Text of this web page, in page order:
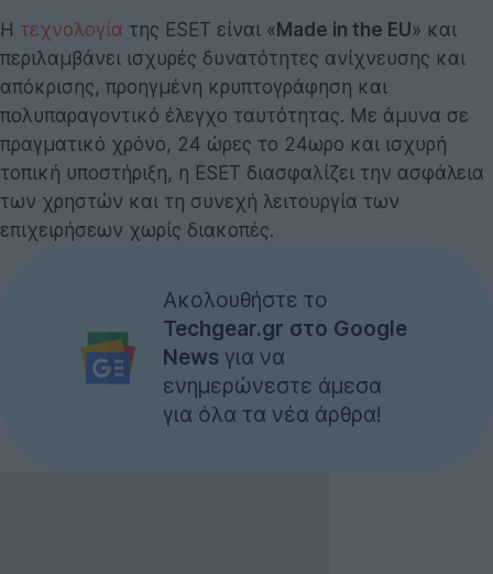
Η τεχνολογία της ESET είναι «Made in the EU» και
περιλαμβάνει ισχυρές δυνατότητες ανίχνευσης και
απόκρισης, προηγμένη κρυπτογράφηση και
πολυπαραγοντικό έλεγχο ταυτότητας. Με άμυνα σε
πραγματικό χρόνο, 24 ώρες το 24ωρο και ισχυρή
τοπική υποστήριξη, η ESET διασφαλίζει την ασφάλεια
των χρηστών και τη συνεχή λειτουργία των
επιχειρήσεων χωρίς διακοπές.
Ακολουθήστε το
Techgear.gr στο Google
News για να
ενημερώνεστε άμεσα
για όλα τα νέα άρθρα!